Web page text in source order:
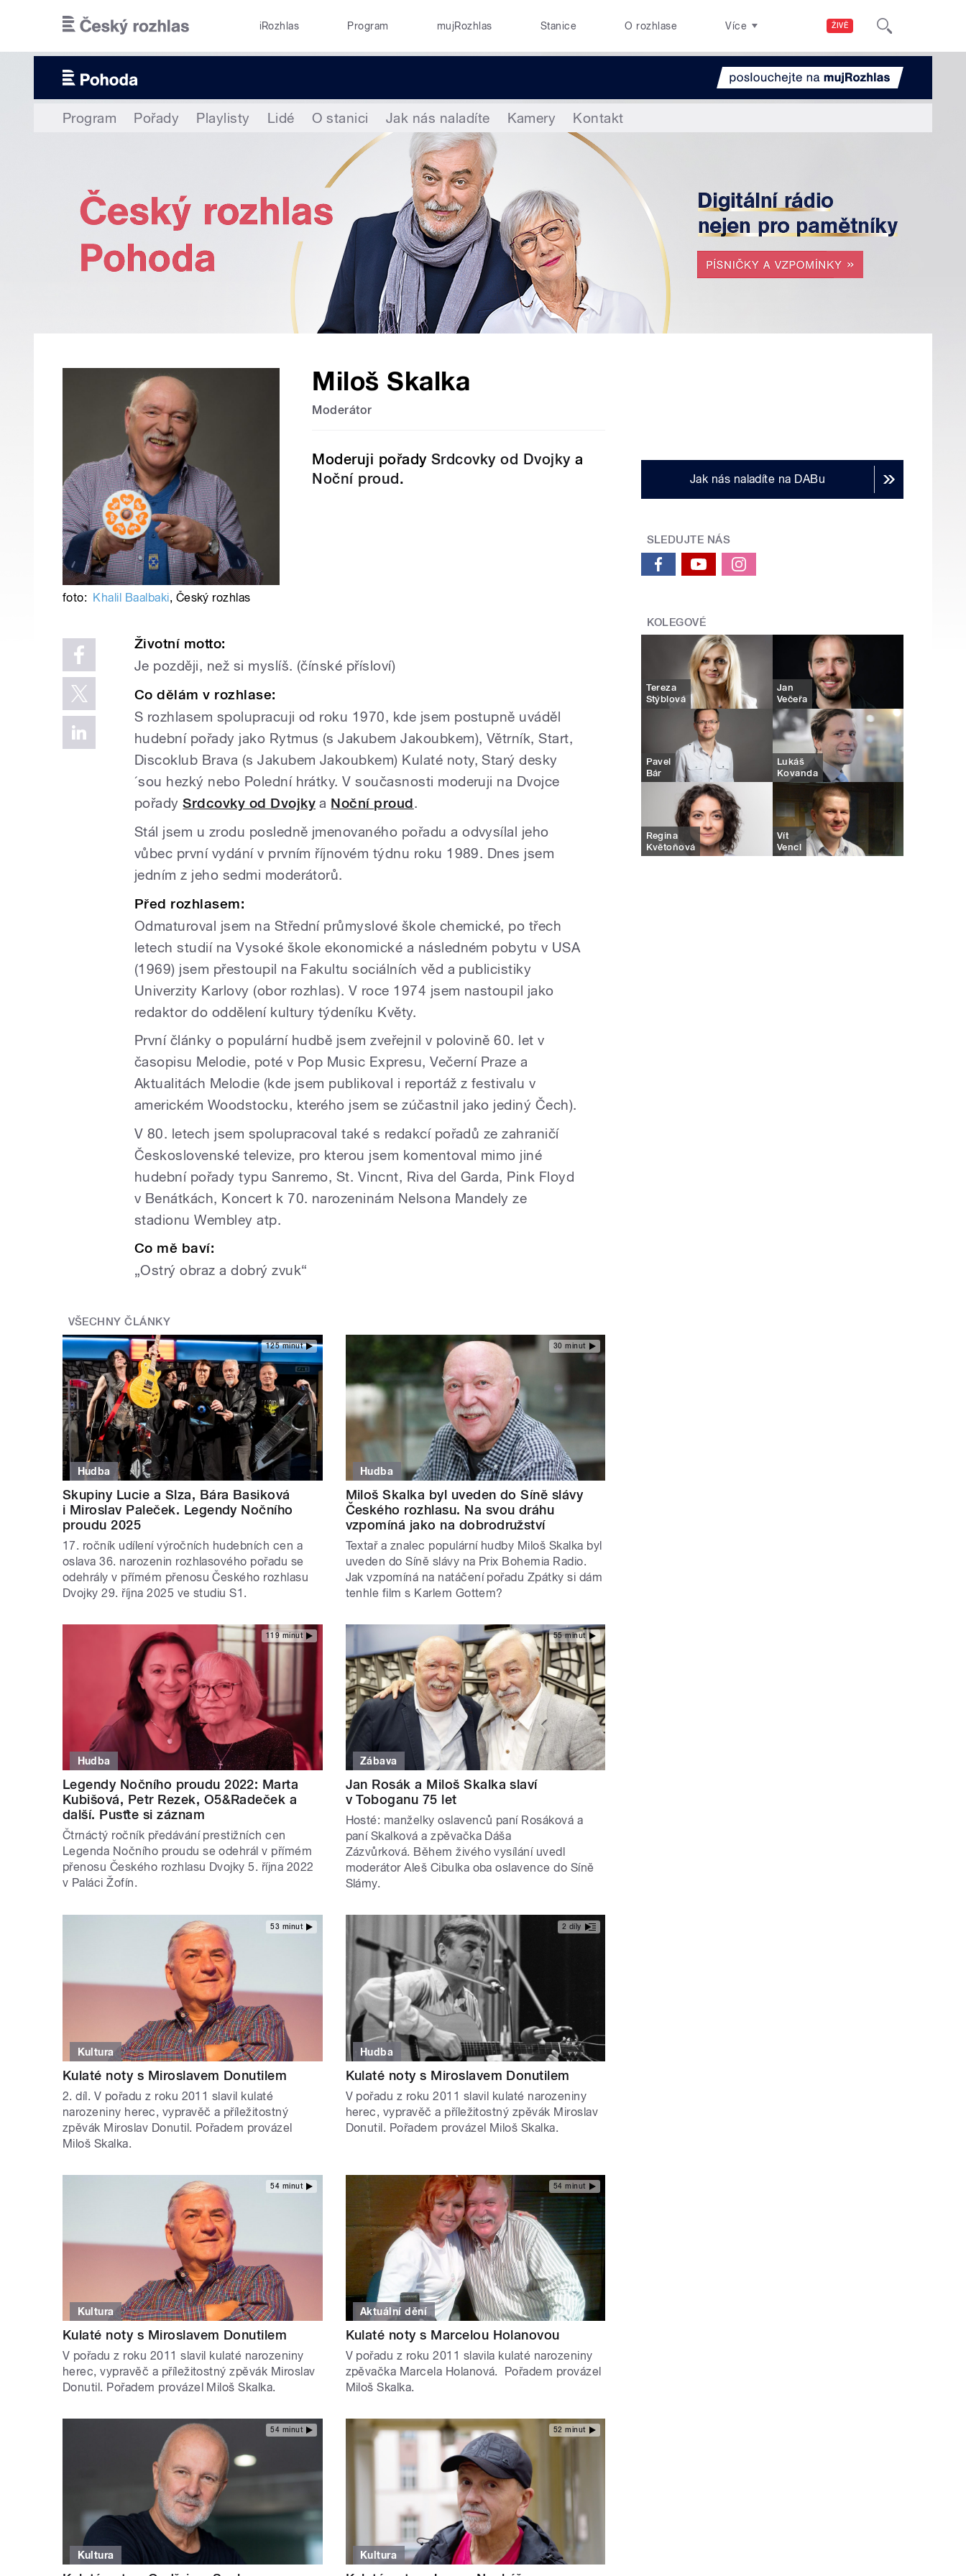
ŽIVĚ
iRozhlas Program mujRozhlas Stanice O rozhlase Více
Program Pořady Playlisty Lidé O stanici Jak nás naladíte Kamery Kontakt
Miloš Skalka
Moderátor
Moderuji pořady Srdcovky od Dvojkya
Noční proud.
foto: Khalil Baalbaki, Český rozhlas
Životní motto:
Je později, než si myslíš. (čínské přísloví)
Co dělám v rozhlase:
S rozhlasem spolupracuji od roku 1970, kde jsem postupně uváděl
hudební pořady jako Rytmus (s Jakubem Jakoubkem), Větrník, Start,
Discoklub Brava (s Jakubem Jakoubkem) Kulaté noty, Starý desky
´sou hezký nebo Polední hrátky. V současnosti moderuji na Dvojce
pořadySrdcovky od Dvojky a Noční proud.
Stál jsem u zrodu posledně jmenovaného pořadu a odvysílal jeho
vůbec první vydání v prvním říjnovém týdnu roku 1989. Dnes jsem
jedním z jeho sedmi moderátorů.
Před rozhlasem:
Odmaturoval jsem na Střední průmyslové škole chemické, po třech
letech studií na Vysoké škole ekonomické a následném pobytu v USA
(1969) jsem přestoupil na Fakultu sociálních věd a publicistiky
Univerzity Karlovy (obor rozhlas). V roce 1974 jsem nastoupil jako
redaktor do oddělení kultury týdeníku Květy.
První články o populární hudbě jsem zveřejnil v polovině 60. let v
časopisu Melodie, poté v Pop Music Expresu, Večerní Praze a
Aktualitách Melodie (kde jsem publikoval i reportáž z festivalu v
americkém Woodstocku, kterého jsem se zúčastnil jako jediný Čech).
V 80. letech jsem spolupracoval také s redakcí pořadů ze zahraničí
Československé televize, pro kterou jsem komentoval mimo jiné
hudební pořady typu Sanremo, St. Vincnt, Riva del Garda, Pink Floyd
v Benátkách, Koncert k 70. narozeninám Nelsona Mandely ze
stadionu Wembley atp.
Co mě baví:
„Ostrý obraz a dobrý zvuk“
VŠECHNY ČLÁNKY
125 minut
Hudba
Skupiny Lucie a Slza, Bára Basiková
i Miroslav Paleček. Legendy Nočního
proudu 2025
17. ročník udílení výročních hudebních cen a
oslava 36. narozenin rozhlasového pořadu se
odehrály v přímém přenosu Českého rozhlasu
Dvojky 29. října 2025 ve studiu S1.
30 minut
Hudba
Miloš Skalka byl uveden do Síně slávy
Českého rozhlasu. Na svou dráhu
vzpomíná jako na dobrodružství
Textař a znalec populární hudby Miloš Skalka byl
uveden do Síně slávy na Prix Bohemia Radio.
Jak vzpomíná na natáčení pořadu Zpátky si dám
tenhle film s Karlem Gottem?
119 minut
Hudba
Legendy Nočního proudu 2022: Marta
Kubišová, Petr Rezek, O5&Radeček a
další. Pusťte si záznam
Čtrnáctý ročník předávání prestižních cen
Legenda Nočního proudu se odehrál v přímém
přenosu Českého rozhlasu Dvojky 5. října 2022
v Paláci Žofín.
55 minut
Zábava
Jan Rosák a Miloš Skalka slaví
v Toboganu 75 let
Hosté: manželky oslavenců paní Rosáková a
paní Skalková a zpěvačka Dáša
Zázvůrková. Během živého vysílání uvedl
moderátor Aleš Cibulka oba oslavence do Síně
Slámy.
53 minut
Kultura
Kulaté noty s Miroslavem Donutilem
2. díl. V pořadu z roku 2011 slavil kulaté
narozeniny herec, vypravěč a příležitostný
zpěvák Miroslav Donutil. Pořadem provázel
Miloš Skalka.
2 díly
Hudba
Kulaté noty s Miroslavem Donutilem
V pořadu z roku 2011 slavil kulaté narozeniny
herec, vypravěč a příležitostný zpěvák Miroslav
Donutil. Pořadem provázel Miloš Skalka.
54 minut
Kultura
Kulaté noty s Miroslavem Donutilem
V pořadu z roku 2011 slavil kulaté narozeniny
herec, vypravěč a příležitostný zpěvák Miroslav
Donutil. Pořadem provázel Miloš Skalka.
54 minut
Aktuální dění
Kulaté noty s Marcelou Holanovou
V pořadu z roku 2011 slavila kulaté narozeniny
zpěvačka Marcela Holanová. Pořadem provázel
Miloš Skalka.
54 minut
Kultura
52 minut
Kultura
Jak nás naladíte na DABu
SLEDUJTE NÁS
KOLEGOVÉ
Tereza
Stýblová
Jan
Večeřa
Pavel
Bár
Lukáš
Kovanda
Regina
Květoňová
Vít
Vencl